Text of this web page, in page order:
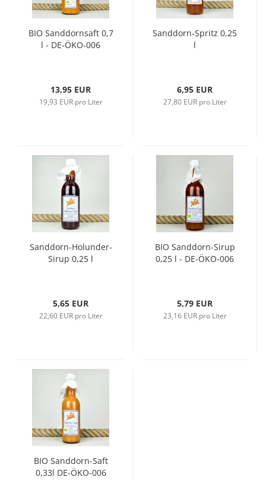
BIO Sanddornsaft 0,7
l - DE-ÖKO-006
13,95 EUR
19,93 EUR pro Liter
Sanddorn-Spritz 0,25
l
6,95 EUR
27,80 EUR pro Liter
Sanddorn-Holunder-
Sirup 0,25 l
5,65 EUR
22,60 EUR pro Liter
BIO Sanddorn-Sirup
0,25 l - DE-ÖKO-006
5,79 EUR
23,16 EUR pro Liter
BIO Sanddorn-Saft
0,33l DE-ÖKO-006